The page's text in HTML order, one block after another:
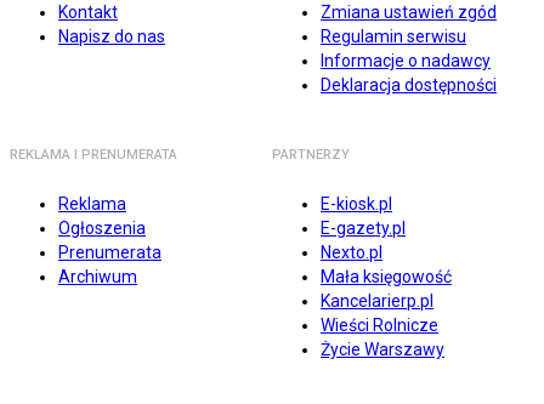
Kontakt
Napisz do nas
Zmiana ustawień zgód
Regulamin serwisu
Informacje o nadawcy
Deklaracja dostępności
REKLAMA I PRENUMERATA
Reklama
Ogłoszenia
Prenumerata
Archiwum
PARTNERZY
E-kiosk.pl
E-gazety.pl
Nexto.pl
Mała księgowość
Kancelarierp.pl
Wieści Rolnicze
Życie Warszawy